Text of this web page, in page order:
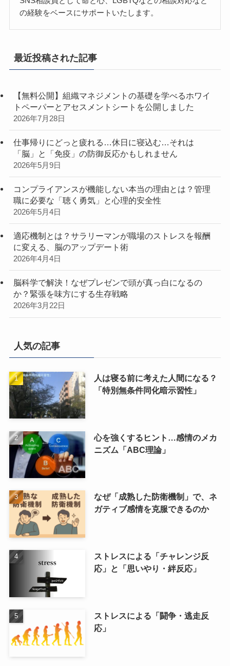
の経験をベースにサポートいたします。
最近投稿された記事
【無料公開】組織マネジメントの基礎を学べるホワイ
トペーパーとアセスメントシートを公開しました
2026年7月28日
仕事帰りにどっと疲れる…休日に寝込む…それは
「脳」と「免疫」の防御反応かもしれません
2026年5月9日
コンプライアンスが機能しない本当の理由とは？管理
職に必要な「聴く勇気」と心理的安全性
2026年5月4日
適応機制とは？サラリーマンが職場のストレスを報酬
に変える、脳のアップデート術
2026年4月4日
脳科学で解決！なぜプレゼンで頭が真っ白になるの
か？緊張を味方にする生存戦略
2026年3月22日
人気の記事
人は寝る前に考えた人間になる？
「特別無条件同化暗示習性」
心を強くするヒント…感情のメカ
ニズム「ABC理論」
なぜ「成熟した防衛機制」で、ネ
ガティブ感情を克服できるのか
ストレスによる「チャレンジ反
応」と「思いやり・絆反応」
ストレスによる「闘争・逃走反
応」